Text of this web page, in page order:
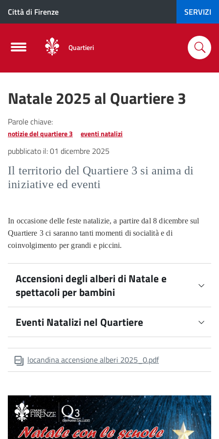
Città di Firenze SERVIZI
Quartieri
Natale 2025 al Quartiere 3
Parole chiave:
notizie del quartiere 3 eventi natalizi
pubblicato il:01 dicembre 2025
Il territorio del Quartiere 3 si anima di
iniziative ed eventi
In occasione delle feste natalizie, a partire dal 8 dicembre sul
Quartiere 3 ci saranno tanti momenti di socialità e di
coinvolgimento per grandi e piccini.
Accensioni degli alberi di Natale e
spettacoli per bambini
9 dicembre ore 16:45 Accensione dell'Albero di
Natale di piazza Francia con gli alunni della scuola
Spettacolo per bambini con il Mago Cappello
Accensione dell'Albero di Natale delle Due Strade con
gli alunni della scuola Ximenes (I.C. Galluzzo)
Eventi Natalizi nel Quartiere
8 dicembre Casa di Babbo Natale - Festa del
Galluzzo in Piazza Acciaiuoli dalle ore 10:00
Fiorentino presso Chiesa di Santa Maria e Santa
Brigida al Paradiso (Via Benedetto Fortini) alle ore
16:00
locandina accensione alberi 2025_0.pdf